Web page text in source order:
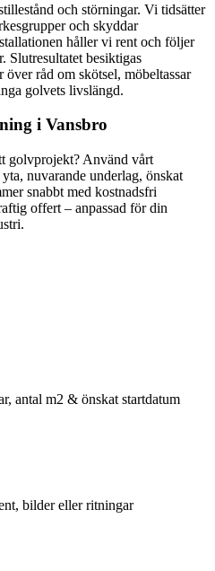
och störningar. Vi tidsätter
och skyddar
håller vi rent och följer
Slutresultatet besiktigas
råd om skötsel, möbeltassar
golvets livslängd.
i Vansbro
golvprojekt? Använd vårt
nuvarande underlag, önskat
snabbt med kostnadsfri
offert – anpassad för din
antal m2 & önskat startdatum
bilder eller ritningar